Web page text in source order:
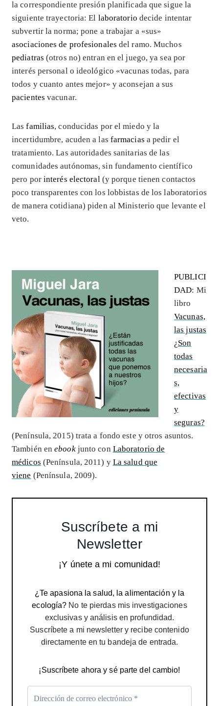
la correspondiente presión planificada que sigue la
siguiente trayectoria: El laboratorio decide intentar
subvertir la norma; pone a trabajar a «sus»
asociaciones de profesionales del ramo. Muchos
pediatras (otros no) entran en el juego, ya sea por
interés personal o ideológico «vacunas todas, para
todos y cuanto antes mejor» y aconsejan a sus
pacientes vacunar.
Lasfamilias, conducidas por el miedo y la
incertidumbre, acuden a las farmacias a pedir el
tratamiento. Las autoridades sanitarias de las
comunidades autónomas, sin fundamento científico
pero por interés electoral (y porque tienen contactos
poco transparentes con los lobbistas de los laboratorios
de manera cotidiana) piden al Ministerio que levante el
veto.
PUBLICI
DAD: Mi
libro
Vacunas,
las justas
¿Son
todas
necesaria
s,
efectivas
y
seguras?
(Península, 2015) trata a fondo este y otros asuntos.
También enebook junto con Laboratorio de
médicos (Península, 2011) y La salud que
viene (Península, 2009).
Suscríbete a mi
Newsletter
¡Y únete a mi comunidad!
¿Te apasiona la salud, la alimentación y la
ecología? No te pierdas mis investigaciones
exclusivas y análisis en profundidad.
Suscríbete a mi newsletter y recibe contenido
directamente en tu bandeja de entrada.
¡Suscríbete ahora y sé parte del cambio!